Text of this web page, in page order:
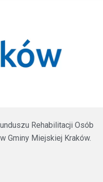
Rehabilitacji Osób
Gminy Miejskiej Kraków.